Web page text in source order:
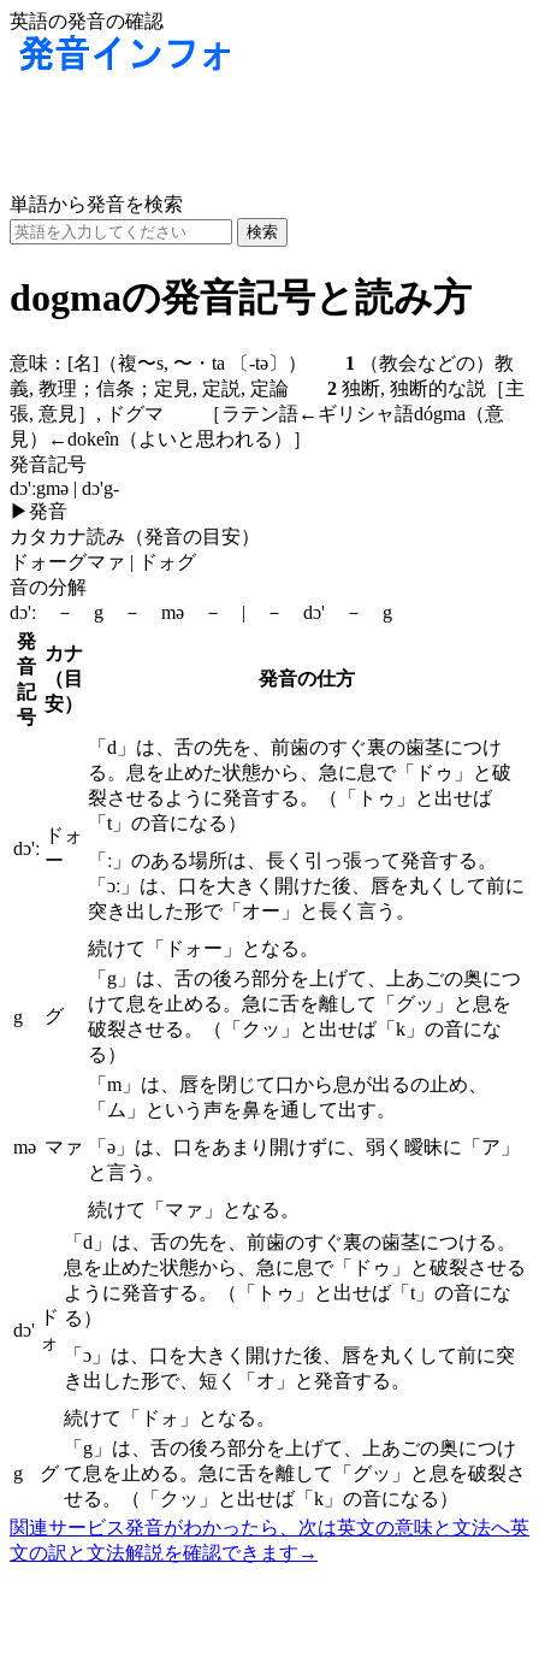
英語の発音の確認
単語から発音を検索
dogmaの発音記号と読み方
意味： [名] （複〜s, 〜・ta 〔-tə〕 ） 1
（教会などの）教
義, 教理；信条；定見, 定説, 定論 2 独断, 独断的な説［主
張, 意見］, ドグマ ［ラテン語←ギリシャ語dógma（意
見）←dokeîn（よいと思われる）］
発音記号
dɔ'ːgmə | dɔ'g-
▶発音
カタカナ読み（発音の目安）
ドォーグマァ | ドォグ
音の分解
dɔ'ː － g － mə － | － dɔ' － g
発
音
記
号
カナ
（目
安）
発音の仕方
dɔ'ː
ドォ
ー
「d」は、舌の先を、前歯のすぐ裏の歯茎につけ
る。息を止めた状態から、急に息で「ドゥ」と破
裂させるように発音する。（「トゥ」と出せば
「t」の音になる）
「ː」のある場所は、長く引っ張って発音する。
「ɔː」は、口を大きく開けた後、唇を丸くして前に
突き出した形で「オー」と長く言う。
続けて「ドォー」となる。
g グ
「g」は、舌の後ろ部分を上げて、上あごの奥につ
けて息を止める。急に舌を離して「グッ」と息を
破裂させる。（「クッ」と出せば「k」の音にな
る）
mə マァ
「m」は、唇を閉じて口から息が出るの止め、
「ム」という声を鼻を通して出す。
「ə」は、口をあまり開けずに、弱く曖昧に「ア」
と言う。
続けて「マァ」となる。
dɔ'
ド
ォ
「d」は、舌の先を、前歯のすぐ裏の歯茎につける。
息を止めた状態から、急に息で「ドゥ」と破裂させる
ように発音する。（「トゥ」と出せば「t」の音にな
る）
「ɔ」は、口を大きく開けた後、唇を丸くして前に突
き出した形で、短く「オ」と発音する。
続けて「ドォ」となる。
g グ
「g」は、舌の後ろ部分を上げて、上あごの奥につけ
て息を止める。急に舌を離して「グッ」と息を破裂さ
せる。（「クッ」と出せば「k」の音になる）
関連サービス発音がわかったら、次は英文の意味と文法へ英
文の訳と文法解説を確認できます →